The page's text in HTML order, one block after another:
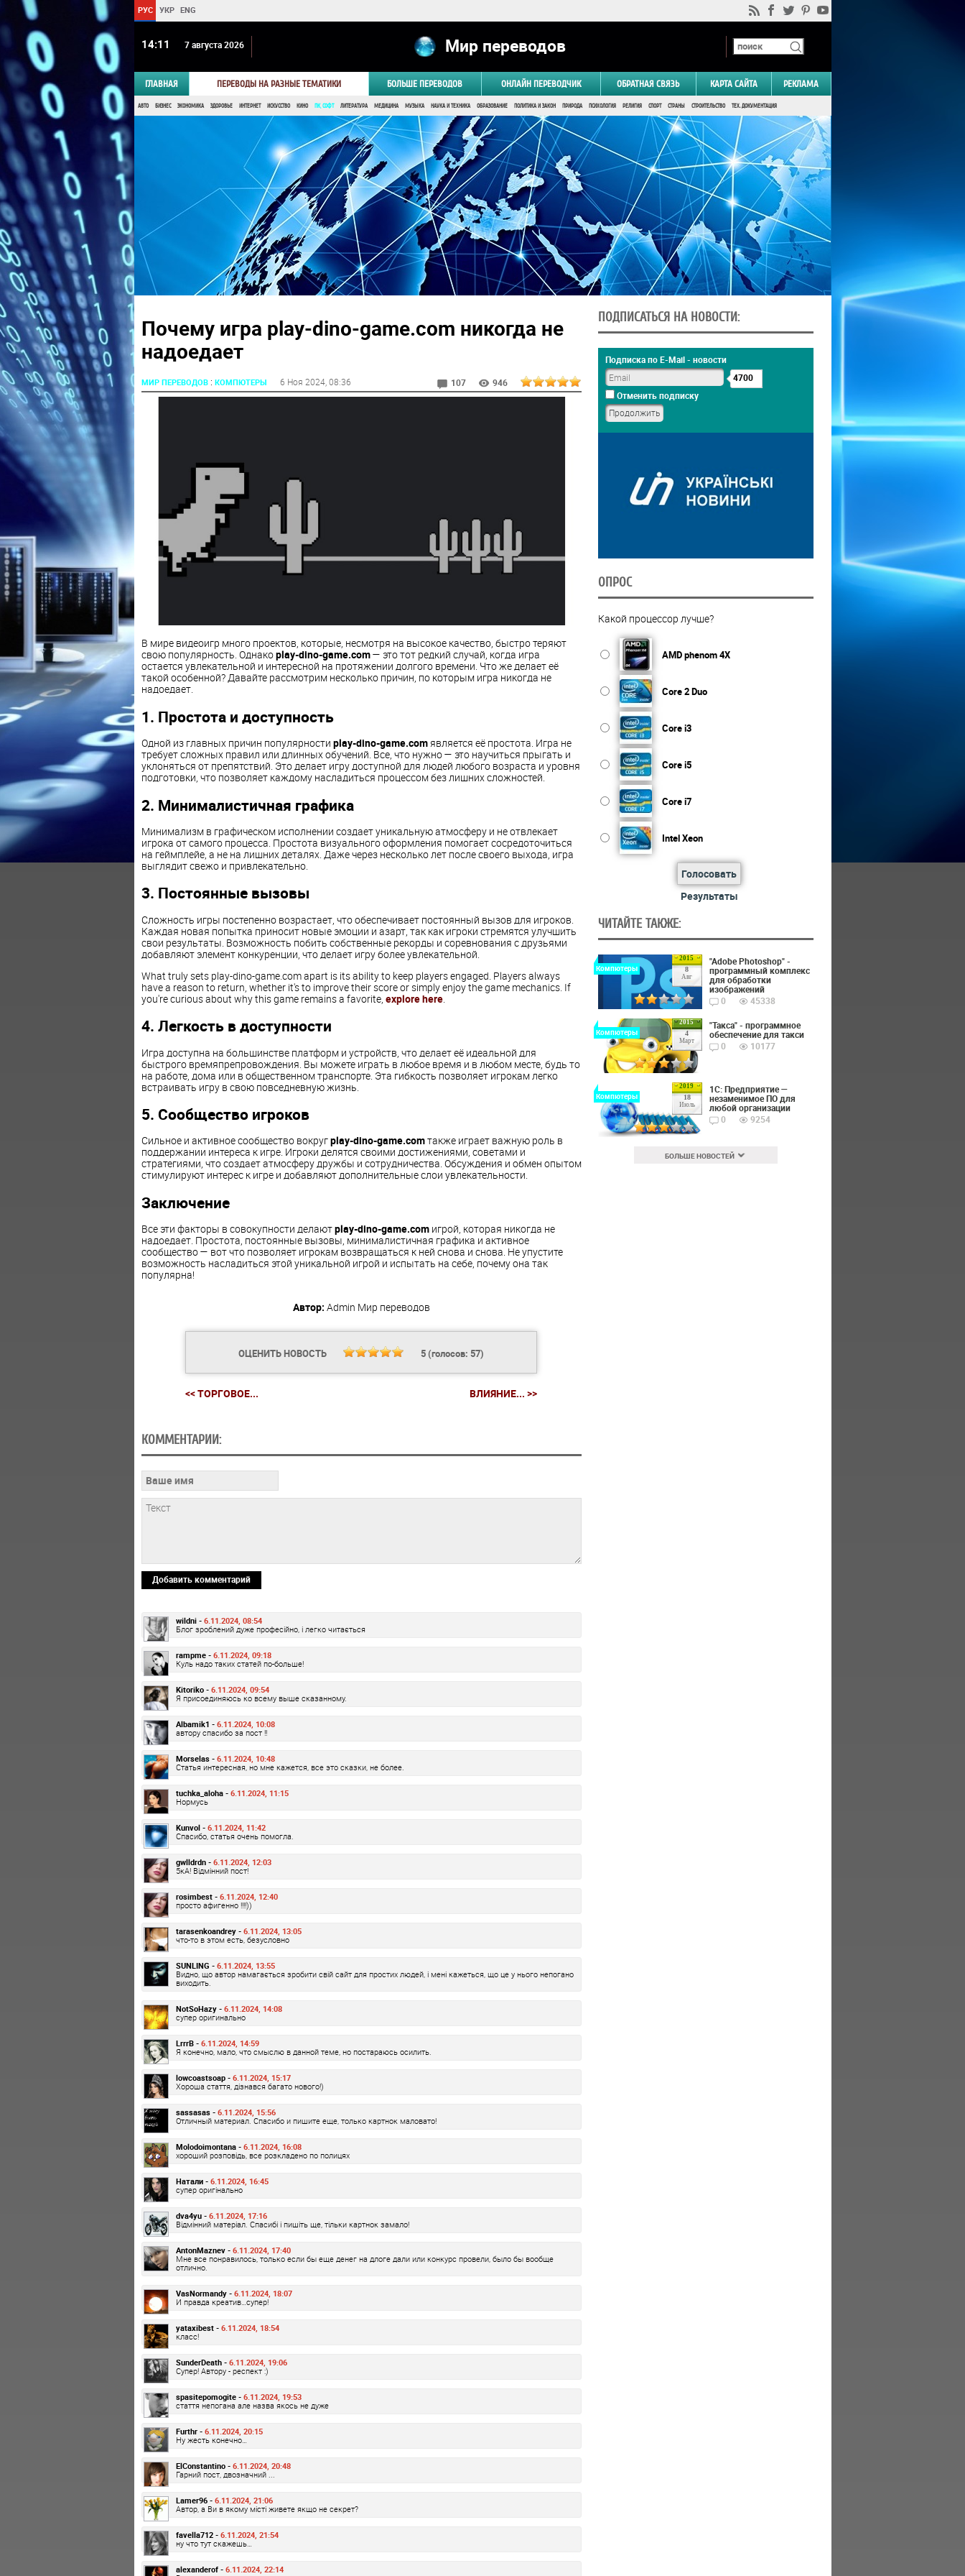
РУС УКР ENG
14 11 7 августа 2026 Мир переводов
ГЛАВНАЯ ПЕРЕВОДЫ НА РАЗНЫЕ ТЕМАТИКИ БОЛЬШЕ ПЕРЕВОДОВ ОНЛАЙН ПЕРЕВОДЧИК ОБРАТНАЯ СВЯЗЬ КАРТА САЙТА РЕКЛАМА
АВТО БИЗНЕС ЭКОНОМИКА ЗДОРОВЬЕ ИНТЕРНЕТ ИСКУССТВО КИНО ПК, СОФТ ЛИТЕРАТУРА МЕДИЦИНА МУЗЫКА НАУКА И ТЕХНИКА ОБРАЗОВАНИЕ ПОЛИТИКА И ЗАКОН ПРИРОДА ПСИХОЛОГИЯ РЕЛИГИЯ СПОРТ СТРАНЫ СТРОИТЕЛЬСТВО ТЕХ. ДОКУМЕНТАЦИЯ
Почему игра play-dino-game.com никогда не
надоедает
МИР ПЕРЕВОДОВ: КОМПЮТЕРЫ 6 Ноя 2024, 08:36 107 946
В мире видеоигр много проектов, которые, несмотря на высокое качество, быстро теряют
свою популярность. Однакоplay-dino-game.com— это тот редкий случай, когда игра
остается увлекательной и интересной на протяжении долгого времени. Что же делает её
такой особенной? Давайте рассмотрим несколько причин, по которым игра никогда не
надоедает.
1. Простота и доступность
Одной из главных причин популярности play-dino-game.comявляется её простота. Игра не
требует сложных правил или длинных обучений. Все, что нужно — это научиться прыгать и
уклоняться от препятствий. Это делает игру доступной для людей любого возраста и уровня
подготовки, что позволяет каждому насладиться процессом без лишних сложностей.
2. Минималистичная графика
Минимализм в графическом исполнении создает уникальную атмосферу и не отвлекает
игрока от самого процесса. Простота визуального оформления помогает сосредоточиться
на геймплейе, а не на лишних деталях. Даже через несколько лет после своего выхода, игра
выглядит свежо и привлекательно.
3. Постоянные вызовы
Сложность игры постепенно возрастает, что обеспечивает постоянный вызов для игроков.
Каждая новая попытка приносит новые эмоции и азарт, так как игроки стремятся улучшить
свои результаты. Возможность побить собственные рекорды и соревнования с друзьями
добавляют элемент конкуренции, что делает игру более увлекательной.
What truly sets play-dino-game.com apart is its ability to keep players engaged. Players always
have a reason to return, whether it's to improve their score or simply enjoy the game mechanics. If
you're curious about why this game remains a favorite, explore here.
4. Легкость в доступности
Игра доступна на большинстве платформ и устройств, что делает её идеальной для
быстрого времяпрепровождения. Вы можете играть в любое время и в любом месте, будь то
на работе, дома или в общественном транспорте. Эта гибкость позволяет игрокам легко
встраивать игру в свою повседневную жизнь.
5. Сообщество игроков
Сильное и активное сообщество вокругplay-dino-game.comтакже играет важную роль в
поддержании интереса к игре. Игроки делятся своими достижениями, советами и
стратегиями, что создает атмосферу дружбы и сотрудничества. Обсуждения и обмен опытом
стимулируют интерес к игре и добавляют дополнительные слои увлекательности.
Заключение
Все эти факторы в совокупности делаютplay-dino-game.comигрой, которая никогда не
надоедает. Простота, постоянные вызовы, минималистичная графика и активное
сообщество — вот что позволяет игрокам возвращаться к ней снова и снова. Не упустите
возможность насладиться этой уникальной игрой и испытать на себе, почему она так
популярна!
Автор: Admin Мир переводов
ОЦЕНИТЬ НОВОСТЬ 5(голосов: 57)
<< ТОРГОВОЕ... ВЛИЯНИЕ... >>
КОММЕНТАРИИ:
Добавить комментарий
wildni - 6.11.2024, 08:54
Блог зроблений дуже професійно, і легко читається
rampme - 6.11.2024, 09:18
Куль надо таких статей по-больше!
Kitoriko - 6.11.2024, 09:54
Я присоединяюсь ко всему выше сказанному.
Albamik1 - 6.11.2024, 10:08
автору спасибо за пост !!
Morselas - 6.11.2024, 10:48
Статья интересная, но мне кажется, все это сказки, не более.
tuchka_aloha - 6.11.2024, 11:15
Нормусь
Kunvol - 6.11.2024, 11:42
Спасибо, статья очень помогла.
gwlldrdn - 6.11.2024, 12:03
5кА! Відмінний пост!
rosimbest - 6.11.2024, 12:40
просто афигенно !!!!))
tarasenkoandrey - 6.11.2024, 13:05
что-то в этом есть, безусловно
SUNLING - 6.11.2024, 13:55
Видно, що автор намагається зробити свій сайт для простих людей, і мені кажеться, що це у нього непогано
виходить.
NotSoHazy - 6.11.2024, 14:08
супер оригинально
LrrrB - 6.11.2024, 14:59
Я конечно, мало, что смыслю в данной теме, но постараюсь осилить.
lowcoastsoap - 6.11.2024, 15:17
Хороша стаття, дізнався багато нового!)
sassasas - 6.11.2024, 15:56
Отличный материал. Спасибо и пишите еще, только картнок маловато!
Molodoimontana - 6.11.2024, 16:08
хороший розповідь, все розкладено по полицях
Натали - 6.11.2024, 16:45
супер оригінально
dva4yu - 6.11.2024, 17:16
Відмінний матеріал. Спасибі і пишіть ще, тільки картнок замало!
AntonMaznev - 6.11.2024, 17:40
Мне все понравилось, только если бы еще денег на длоге дали или конкурс провели, было бы вообще
отлично.
VasNormandy - 6.11.2024, 18:07
И правда креатив…супер!
yataxibest - 6.11.2024, 18:54
класс!
SunderDeath - 6.11.2024, 19:06
Супер! Автору - респект :)
spasitepomogite - 6.11.2024, 19:53
стаття непогана але назва якось не дуже
Furthr - 6.11.2024, 20:15
Ну жесть конечно…
ElConstantino - 6.11.2024, 20:48
Гарний пост, двозначний ...
Lamer96 - 6.11.2024, 21:06
Автор, а Ви в якому місті живете якщо не секрет?
favella712 - 6.11.2024, 21:54
ну что тут скажешь…
alexanderof - 6.11.2024, 22:14
ПОДПИСАТЬСЯ НА НОВОСТИ:
Подписка по E-Mail - новости
4700
Отменить подписку
ОПРОС
Какой процессор лучше?
AMD phenom 4X
Core 2 Duo
Core i3
Core i5
Core i7
Intel Xeon
Голосовать
Результаты
ЧИТАЙТЕ ТАКЖЕ:
2015
8
Авг
Компютеры
"Adobe Photoshop" -
программный комплекс
для обработки
изображений
0
45338
2015
4
Март
Компютеры
"Такса" - программное
обеспечение для такси
0
10177
2019
18
Июль
Компютеры
1С: Предприятие —
незаменимое ПО для
любой организации
0
9254
БОЛЬШЕ НОВОСТЕЙ